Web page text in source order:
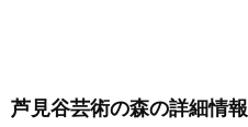
芦見谷芸術の森の詳細情報